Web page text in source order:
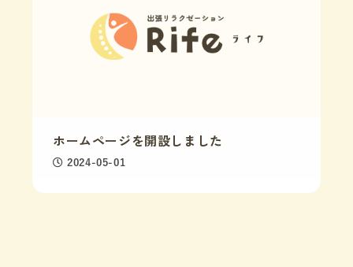
ホームページを開設しました
2024-05-01